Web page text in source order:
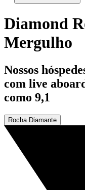
Diamond
Mergulho
Nossos
com live
como 9,1
Rocha Diamante